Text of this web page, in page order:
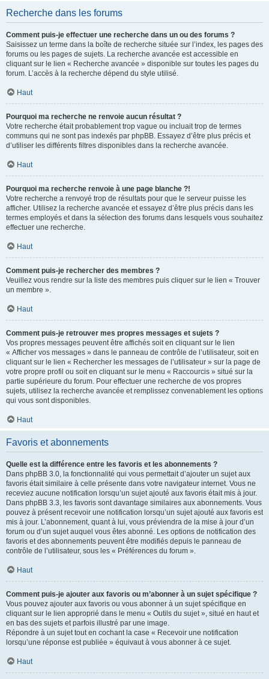
Recherche dans les forums
Comment puis-je effectuer une recherche dans un ou des forums ?
Saisissez un terme dans la boîte de recherche située sur l’index, les pages des
forums ou les pages de sujets. La recherche avancée est accessible en
cliquant sur le lien « Recherche avancée » disponible sur toutes les pages du
forum. L’accès à la recherche dépend du style utilisé.
Haut
Pourquoi ma recherche ne renvoie aucun résultat ?
Votre recherche était probablement trop vague ou incluait trop de termes
communs qui ne sont pas indexés par phpBB. Essayez d’être plus précis et
d’utiliser les différents filtres disponibles dans la recherche avancée.
Haut
Pourquoi ma recherche renvoie à une page blanche ?!
Votre recherche a renvoyé trop de résultats pour que le serveur puisse les
afficher. Utilisez la recherche avancée et essayez d’être plus précis dans les
termes employés et dans la sélection des forums dans lesquels vous souhaitez
effectuer une recherche.
Haut
Comment puis-je rechercher des membres ?
Veuillez vous rendre sur la liste des membres puis cliquer sur le lien « Trouver
un membre ».
Haut
Comment puis-je retrouver mes propres messages et sujets ?
Vos propres messages peuvent être affichés soit en cliquant sur le lien
« Afficher vos messages » dans le panneau de contrôle de l’utilisateur, soit en
cliquant sur le lien « Rechercher les messages de l’utilisateur » sur la page de
votre propre profil ou soit en cliquant sur le menu « Raccourcis » situé sur la
partie supérieure du forum. Pour effectuer une recherche de vos propres
sujets, utilisez la recherche avancée et remplissez convenablement les options
qui vous sont disponibles.
Haut
Favoris et abonnements
Quelle est la différence entre les favoris et les abonnements ?
Dans phpBB 3.0, la fonctionnalité qui vous permettait d’ajouter un sujet aux
favoris était similaire à celle présente dans votre navigateur internet. Vous ne
receviez aucune notification lorsqu’un sujet ajouté aux favoris était mis à jour.
Dans phpBB 3.3, les favoris sont davantage similaires aux abonnements. Vous
pouvez à présent recevoir une notification lorsqu’un sujet ajouté aux favoris est
mis à jour. L’abonnement, quant à lui, vous préviendra de la mise à jour d’un
forum ou d’un sujet auquel vous êtes abonné. Les options de notification des
favoris et des abonnements peuvent être modifiés depuis le panneau de
contrôle de l’utilisateur, sous les « Préférences du forum ».
Haut
Comment puis-je ajouter aux favoris ou m’abonner à un sujet spécifique ?
Vous pouvez ajouter aux favoris ou vous abonner à un sujet spécifique en
cliquant sur le lien approprié dans le menu « Outils du sujet », situé en haut et
en bas des sujets et parfois illustré par une image.
Répondre à un sujet tout en cochant la case « Recevoir une notification
lorsqu’une réponse est publiée » équivaut à vous abonner à ce sujet.
Haut